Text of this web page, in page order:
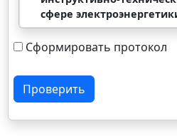
сфере
Сформировать протокол
Проверить